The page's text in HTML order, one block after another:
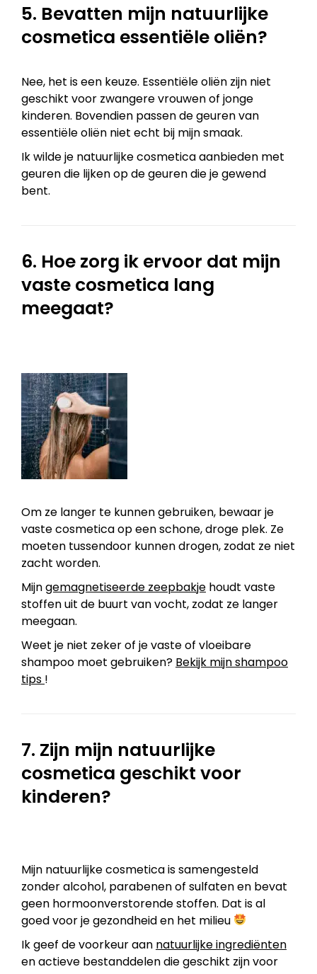
5. Bevatten mijn natuurlijke
cosmetica essentiële oliën?
Nee, het is een keuze. Essentiële oliën zijn niet
geschikt voor zwangere vrouwen of jonge
kinderen. Bovendien passen de geuren van
essentiële oliën niet echt bij mijn smaak.
Ik wilde je natuurlijke cosmetica aanbieden met
geuren die lijken op de geuren die je gewend
bent.
6. Hoe zorg ik ervoor dat mijn
vaste cosmetica lang
meegaat?
Om ze langer te kunnen gebruiken, bewaar je
vaste cosmetica op een schone, droge plek. Ze
moeten tussendoor kunnen drogen, zodat ze niet
zacht worden.
Mijngemagnetiseerde zeepbakje houdt vaste
stoffen uit de buurt van vocht, zodat ze langer
meegaan.
Weet je niet zeker of je vaste of vloeibare
shampoo moet gebruiken? Bekijk mijn shampoo
tips !
7. Zijn mijn natuurlijke
cosmetica geschikt voor
kinderen?
Mijn natuurlijke cosmetica is samengesteld
zonder alcohol, parabenen of sulfaten en bevat
geen hormoonverstorende stoffen. Dat is al
goed voor je gezondheid en het milieu
Ik geef de voorkeur aan natuurlijke ingrediënten
en actieve bestanddelen die geschikt zijn voor